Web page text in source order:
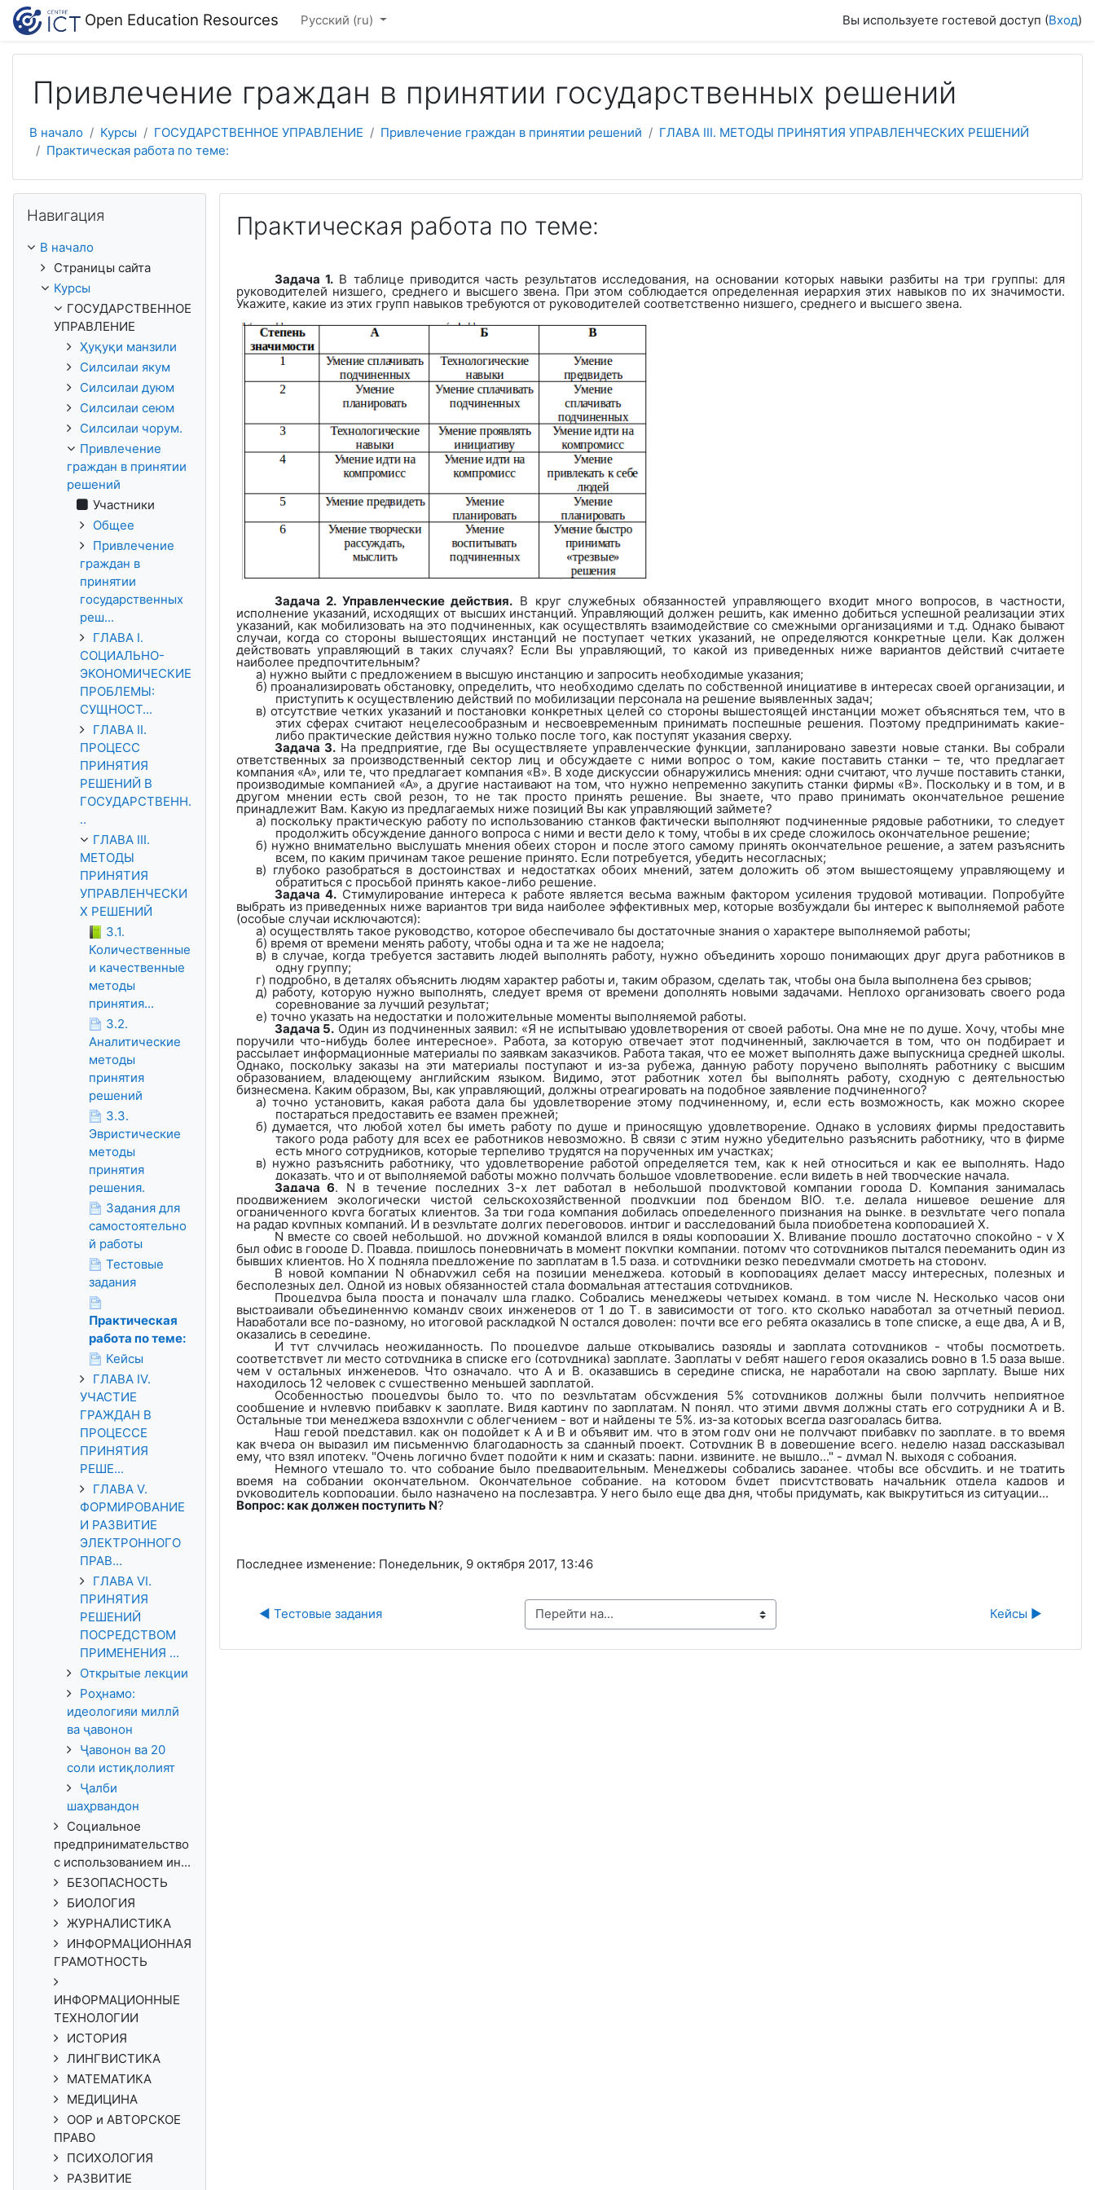
Перейти к основному содержанию
Open Education Resources Русский ‎(ru)‎ Вы используете гостевой доступ (Вход)
Привлечение граждан в принятии государственных решений
В начало Курсы ГОСУДАРСТВЕННОЕ УПРАВЛЕНИЕ Привлечение граждан в принятии решений
ГЛАВА III. МЕТОДЫ ПРИНЯТИЯ УПРАВЛЕНЧЕСКИХ РЕШЕНИЙ
Практическая работа по теме:
Практическая работа по теме:
Задача 1. В таблице приводится часть результатов исследования, на основании которых навыки разбиты на три группы: для
руководителей низшего, среднего и высшего звена. При этом соблюдается определенная иерархия этих навыков по их значимости.
Укажите, какие из этих групп навыков требуются от руководителей соответственно низшего, среднего и высшего звена.
Задача 2. Управленческие действия. В круг служебных обязанностей управляющего входит много вопросов, в частности,
исполнение указаний, исходящих от высших инстанций. Управляющий должен решить, как именно добиться успешной реализации этих
указаний, как мобилизовать на это подчиненных, как осуществлять взаимодействие со смежными организациями и т.д. Однако бывают
случаи, когда со стороны вышестоящих инстанций не поступает четких указаний, не определяются конкретные цели. Как должен
действовать управляющий в таких случаях? Если Вы управляющий, то какой из приведенных ниже вариантов действий считаете
наиболее предпочтительным?
а) нужно выйти с предложением в высшую инстанцию и запросить необходимые указания;
б) проанализировать обстановку, определить, что необходимо сделать по собственной инициативе в интересах своей организации, и
приступить к осуществлению действий по мобилизации персонала на решение выявленных задач;
в) отсутствие четких указаний и постановки конкретных целей со стороны вышестоящей инстанции может объясняться тем, что в
этих сферах считают нецелесообразным и несвоевременным принимать поспешные решения. Поэтому предпринимать какие-
либо практические действия нужно только после того, как поступят указания сверху.
Задача 3.На предприятие, где Вы осуществляете управленческие функции, запланировано завезти новые станки. Вы собрали
ответственных за производственный сектор лиц и обсуждаете с ними вопрос о том, какие поставить станки – те, что предлагает
компания «А», или те, что предлагает компания «В». В ходе дискуссии обнаружились мнения: одни считают, что лучше поставить станки,
производимые компанией «А», а другие настаивают на том, что нужно непременно закупить станки фирмы «В». Поскольку и в том, и в
другом мнении есть свой резон, то не так просто принять решение. Вы знаете, что право принимать окончательное решение
принадлежит Вам. Какую из предлагаемых ниже позиций Вы как управляющий займете?
а) поскольку практическую работу по использованию станков фактически выполняют подчиненные рядовые работники, то следует
продолжить обсуждение данного вопроса с ними и вести дело к тому, чтобы в их среде сложилось окончательное решение;
б) нужно внимательно выслушать мнения обеих сторон и после этого самому принять окончательное решение, а затем разъяснить
всем, по каким причинам такое решение принято. Если потребуется, убедить несогласных;
в) глубоко разобраться в достоинствах и недостатках обоих мнений, затем доложить об этом вышестоящему управляющему и
обратиться с просьбой принять какое-либо решение.
Задача 4.Стимулирование интереса к работе является весьма важным фактором усиления трудовой мотивации. Попробуйте
выбрать из приведенных ниже вариантов три вида наиболее эффективных мер, которые возбуждали бы интерес к выполняемой работе
(особые случаи исключаются):
а) осуществлять такое руководство, которое обеспечивало бы достаточные знания о характере выполняемой работы;
б) время от времени менять работу, чтобы одна и та же не надоела;
в) в случае, когда требуется заставить людей выполнять работу, нужно объединить хорошо понимающих друг друга работников в
одну группу;
г) подробно, в деталях объяснить людям характер работы и, таким образом, сделать так, чтобы она была выполнена без срывов;
д) работу, которую нужно выполнять, следует время от времени дополнять новыми задачами. Неплохо организовать своего рода
соревнование за лучший результат;
е) точно указать на недостатки и положительные моменты выполняемой работы.
Задача 5. Один из подчиненных заявил: «Я не испытываю удовлетворения от своей работы. Она мне не по душе. Хочу, чтобы мне
поручили что-нибудь более интересное». Работа, за которую отвечает этот подчиненный, заключается в том, что он подбирает и
рассылает информационные материалы по заявкам заказчиков. Работа такая, что ее может выполнять даже выпускница средней школы.
Однако, поскольку заказы на эти материалы поступают и из-за рубежа, данную работу поручено выполнять работнику с высшим
образованием, владеющему английским языком. Видимо, этот работник хотел бы выполнять работу, сходную с деятельностью
бизнесмена. Каким образом, Вы, как управляющий, должны отреагировать на подобное заявление подчиненного?
а) точно установить, какая работа дала бы удовлетворение этому подчиненному, и, если есть возможность, как можно скорее
постараться предоставить ее взамен прежней;
б) думается, что любой хотел бы иметь работу по душе и приносящую удовлетворение. Однако в условиях фирмы предоставить
такого рода работу для всех ее работников невозможно. В связи с этим нужно убедительно разъяснить работнику, что в фирме
есть много сотрудников, которые терпеливо трудятся на порученных им участках;
в) нужно разъяснить работнику, что удовлетворение работой определяется тем, как к ней относиться и как ее выполнять. Надо
доказать, что и от выполняемой работы можно получать большое удовлетворение, если видеть в ней творческие начала.
Задача 6. N в течение последних 3-х лет работал в небольшой продуктовой компании города D. Компания занималась
продвижением экологически чистой сельскохозяйственной продукции под брендом BIO, т.е. делала нишевое решение для
ограниченного круга богатых клиентов. За три года компания добилась определенного признания на рынке, в результате чего попала
на радар крупных компаний. И в результате долгих переговоров, интриг и расследований была приобретена корпорацией Х.
N вместе со своей небольшой, но дружной командой влился в ряды корпорацииX. Вливание прошло достаточно спокойно - у Х
был офис в городе D. Правда, пришлось понервничать в момент покупки компании, потому что сотрудников пытался переманить один из
бывших клиентов. Но Х подняла предложение по зарплатам в 1.5 раза, и сотрудники резко передумали смотреть на сторону.
В новой компании N обнаружил себя на позиции менеджера, который в корпорациях делает массу интересных, полезных и
бесполезных дел. Одной из новых обязанностей стала формальная аттестация сотрудников.
Процедура была проста и поначалу шла гладко. Собрались менеджеры четырех команд, в том числе N. Несколько часов они
выстраивали объединенную команду своих инженеров от 1 доT, в зависимости от того, кто сколько наработал за отчетный период.
Наработали все по-разному, но итоговой раскладкой N остался доволен: почти все его ребята оказались в топе списке, а еще два,A и B,
оказались в середине.
И тут случилась неожиданность. По процедуре дальше открывались разряды и зарплата сотрудников - чтобы посмотреть,
соответствует ли место сотрудника в списке его (сотрудника) зарплате. Зарплаты у ребят нашего героя оказались ровно в 1.5 раза выше,
чем у остальных инженеров. Что означало, что Aи B, оказавшись в середине списка, не наработали на свою зарплату. Выше них
находилось 12 человек с существенно меньшей зарплатой.
Особенностью процедуры было то, что по результатам обсуждения 5% сотрудников должны были получить неприятное
сообщение и нулевую прибавку к зарплате. Видя картину по зарплатам, N понял, что этими двумя должны стать его сотрудники А и В.
Остальные три менеджера вздохнули с облегчением - вот и найдены те 5%, из-за которых всегда разгоралась битва.
Наш герой представил, как он подойдет к А и В и объявит им, что в этом году они не получают прибавку по зарплате, в то время
как вчера он выразил им письменную благодарность за сданный проект. Сотрудник В в довершение всего, неделю назад рассказывал
ему, что взял ипотеку. "Очень логично будет подойти к ним и сказать: парни, извините, не вышло..." - думал N, выходя с собрания.
Немного утешало то, что собрание было предварительным. Менеджеры собрались заранее, чтобы все обсудить, и не тратить
время на собрании окончательном. Окончательное собрание, на котором будет присутствовать начальник отдела кадров и
руководитель корпорации, было назначено на послезавтра. У него было еще два дня, чтобы придумать, как выкрутиться из ситуации...
Вопрос: как должен поступить N?
Последнее изменение: Понедельник, 9 октября 2017, 13:46
◀︎ Тестовые задания Перейти на... Кейсы ▶︎
Навигация
В начало
Страницы сайта
Курсы
ГОСУДАРСТВЕННОЕ
УПРАВЛЕНИЕ
Ҳуқуқи манзили
Силсилаи якум
Силсилаи дуюм
Силсилаи сеюм
Силсилаи чорум.
Привлечение
граждан в принятии
решений
Участники
Общее
Привлечение
граждан в
принятии
государственных
реш...
ГЛАВА I.
СОЦИАЛЬНО-
ЭКОНОМИЧЕСКИЕ
ПРОБЛЕМЫ:
СУЩНОСТ...
ГЛАВА II.
ПРОЦЕСС
ПРИНЯТИЯ
РЕШЕНИЙ В
ГОСУДАРСТВЕНН.
..
ГЛАВА III.
МЕТОДЫ
ПРИНЯТИЯ
УПРАВЛЕНЧЕСКИ
Х РЕШЕНИЙ
3.1.
Количественные
и качественные
методы
принятия...
3.2.
Аналитические
методы
принятия
решений
3.3.
Эвристические
методы
принятия
решения.
Задания для
самостоятельно
й работы
Тестовые
задания
Практическая
работа по теме:
Кейсы
ГЛАВА IV.
УЧАСТИЕ
ГРАЖДАН В
ПРОЦЕССЕ
ПРИНЯТИЯ
РЕШЕ...
ГЛАВА V.
ФОРМИРОВАНИЕ
И РАЗВИТИЕ
ЭЛЕКТРОННОГО
ПРАВ...
ГЛАВА VI.
ПРИНЯТИЯ
РЕШЕНИЙ
ПОСРЕДСТВОМ
ПРИМЕНЕНИЯ ...
Открытые лекции
Роҳнамо:
идеологияи миллӣ
ва ҷавонон
Ҷавонон ва 20
соли истиқлолият
Ҷалби
шаҳрвандон
Социальное
предпринимательство
с использованием ин...
БЕЗОПАСНОСТЬ
БИОЛОГИЯ
ЖУРНАЛИСТИКА
ИНФОРМАЦИОННАЯ
ГРАМОТНОСТЬ
ИНФОРМАЦИОННЫЕ
ТЕХНОЛОГИИ
ИСТОРИЯ
ЛИНГВИСТИКА
МАТЕМАТИКА
МЕДИЦИНА
ООР и АВТОРСКОЕ
ПРАВО
ПСИХОЛОГИЯ
РАЗВИТИЕ